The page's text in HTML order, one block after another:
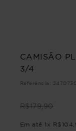
CAMISÃO
3/4
Referência :
R$179,90
Em até 1 x R$ 104